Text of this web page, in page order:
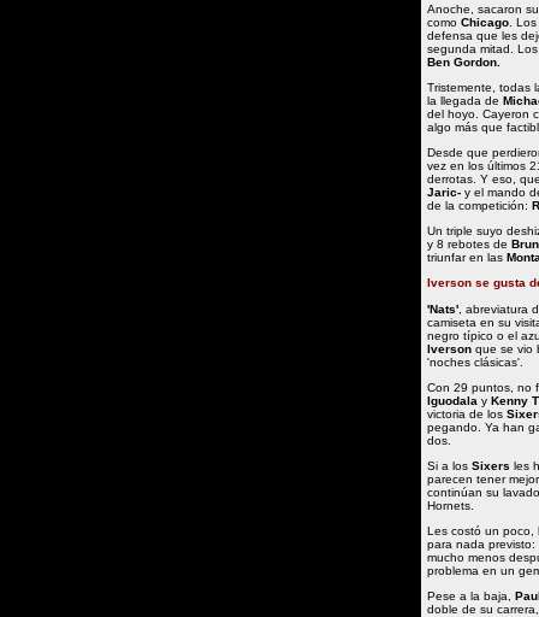
Anoche, sacaron
como Chicago . Los
defensa que les
segunda mitad.
Ben Gordon.
Tristemente, todas
la llegada de
del hoyo. Cayeron
algo más que
Desde que
vez en los últimos
derrotas. Y eso,
Jaric- y el mando
de la competición:
Un triple suyo
y 8 rebotes de
triunfar en las
Iverson se gusta
'Nats' , abreviatura
camiseta en su
negro típico o el
Iverson que se vio
'noches clásicas'.
Con 29 puntos, no
Iguodala y Kenny
victoria de los
pegando. Ya han
dos.
Si a los Sixers les
parecen tener
continúan su
Hornets.
Les costó un poco,
para nada
mucho menos
problema en un
Pese a la baja,
doble de su